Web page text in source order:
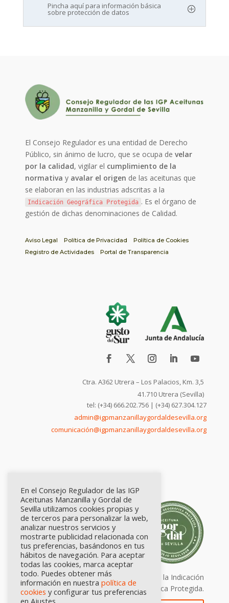
Pincha aquí para información básica
sobre protección de datos
El Consejo Regulador es una entidad de Derecho
Público, sin ánimo de lucro, que se ocupa develar
por la calidad, vigilar el cumplimiento de la
normativa y avalar el origen de las aceitunas que
se elaboran en las industrias adscritas a la
Indicación Geográfica Protegida . Es el órgano de
gestión de dichas denominaciones de Calidad.
Aviso Legal Política de Privacidad
Política de Cookies
Registro de Actividades
Portal de Transparencia
Ctra. A362 Utrera – Los Palacios, Km. 3,5
41.710 Utrera (Sevilla)
tel: (+34) 666.202.756 | (+34) 627.304.127
admin@igpmanzanillaygordaldesevilla.org
comunicación@igpmanzanillaygordaldesevilla.org
Calidad certificada por Origen. Sellos de la Indicación
Geográfica Protegida.
En el Consejo Regulador de las IGP
Aceitunas Manzanilla y Gordal de
Sevilla utilizamos cookies propias y
de terceros para personalizar la web,
analizar nuestros servicios y
mostrarte publicidad relacionada con
tus preferencias, basándonos en tus
hábitos de navegación. Para aceptar
todas las cookies, marca aceptar
todo. Puedes obtener más
información en nuestra política de
cookies y configurar tus preferencias
en Ajustes.